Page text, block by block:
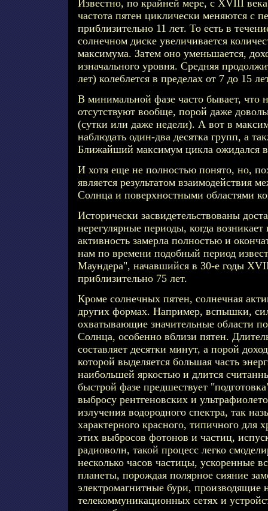
Известно, по крайней мере, с XVIII
частота пятен циклически меняются с
приблизительно 11 лет. То есть в
солнечном диске увеличивается
максимума. Затем оно уменьшается,
изначального уровня. Средняя
лет) колеблется в пределах от 7 до 15
В минимальной фазе часто бывает, что
отсутствуют вообще, порой даже
(сутки или даже недели). А вот в
наблюдать один-два десятка групп, а
Ближайший максимум цикла ожидался в
И хотя еще не полностью понято, но,
является результатом взаимодействия
Солнца и поверхностными областями
Исторически засвидетельствованы
нерегулярные периоды, когда
активность замерла полностью и
нам по времени подобный период
Маундера", начавшийся в 30-е годы
приблизительно 75 лет.
Кроме солнечных пятен, солнечная
других формах. Например, вспышки,
охватывающие значительные области
Солнца, особенно вблизи пятен.
составляет десятки минут, а порой
которой выделяется большая часть
наибольшей яркостью и длится
быстрой фазе предшествует
выбросу рентгеновских и
излучения водородного спектра, так
характерного красного, типичного для
этих выбросов фотонов и частиц,
радиоволн, такой процесс легко
несколько часов частицы, ускоренные
планеты, порождая полярное сияние
электромагнитные бури, производящие
телекоммуникационных сетях и